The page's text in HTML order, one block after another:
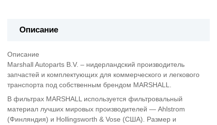
Описание
Описание
Marshall Autoparts B.V. – нидерландский производитель
запчастей и комплектующих для коммерческого и легкового
транспорта под собственным брендом MARSHALL.
В фильтрах MARSHALL используется фильтровальный
материал лучших мировых производителей — Ahlstrom
(Финляндия) и Hollingsworth & Vose (США). Размер и